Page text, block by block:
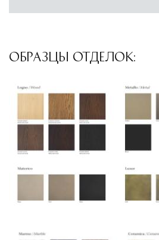
США— центр доставки
Другие страны Европы
Условия доставки по
области
Доставка до адреса—
товара от нашего склада
Профессиональная
ОБРАЗЦЫ ОТДЕЛОК: